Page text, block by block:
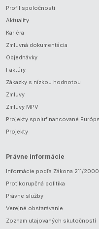
Profil spoločnosti
Aktuality
Kariéra
Zmluvná dokumentácia
Objednávky
Faktúry
Zákazky s nízkou hodnotou
Zmluvy
Zmluvy MPV
Projekty spolufinancované
Projekty
Právne informácie
Informácie podľa Zákona 211/2000
Protikorupčná politika
Právne služby
Verejné obstarávanie
Zoznam utajovaných skutočností